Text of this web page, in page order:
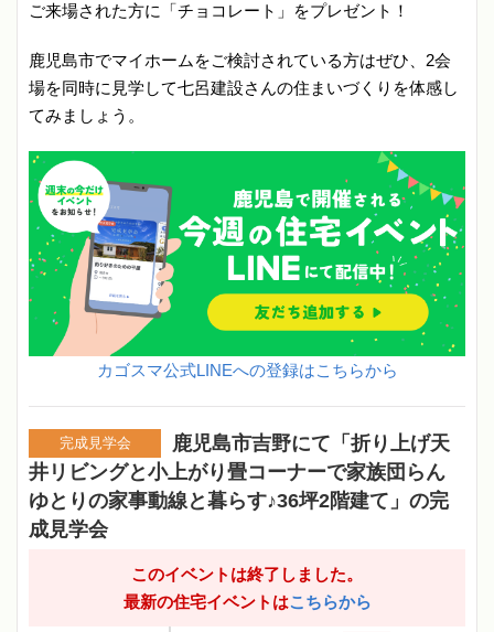
ご来場された方に「チョコレート」をプレゼント！
鹿児島市でマイホームをご検討されている方はぜひ、2会
場を同時に見学して七呂建設さんの住まいづくりを体感し
てみましょう。
カゴスマ公式LINEへの登録はこちらから
鹿児島市吉野にて「折り上げ天
井リビングと小上がり畳コーナーで家族団らん
ゆとりの家事動線と暮らす♪36坪2階建て」の完
成見学会
このイベントは終了しました。
最新の住宅イベントはこちらから
完成見学会